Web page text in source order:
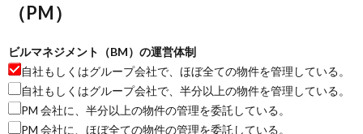
（PM）
ビルマネジメント（BM）の運営体制
自社もしくはグループ会社で、ほぼ全ての物件を管理している。
自社もしくはグループ会社で、半分以上の物件を管理している。
PM 会社に、半分以上の物件の管理を委託している。
PM 会社に、ほぼ全ての物件の管理を委託している。